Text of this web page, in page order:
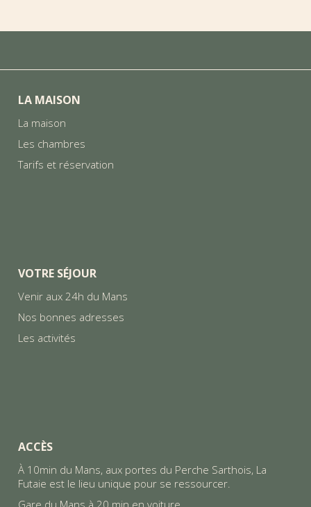
LA MAISON
La maison
Les chambres
Tarifs et réservation
VOTRE SÉJOUR
Venir aux 24h du Mans
Nos bonnes adresses
Les activités
ACCÈS
À 10min du Mans, aux portes du Perche Sarthois, La
Futaie est le lieu unique pour se ressourcer.